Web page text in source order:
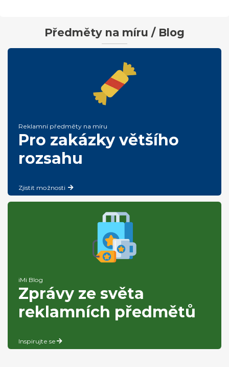
Předměty na míru / Blog
Reklamní předměty na míru
Pro zakázky většího
rozsahu
Zjistit možnosti
iMi Blog
Zprávy ze světa
reklamních předmětů
Inspirujte se